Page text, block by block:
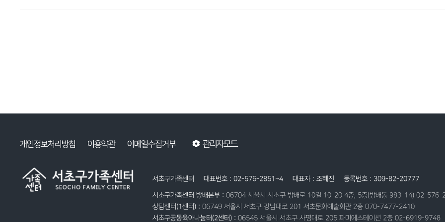
개인정보처리방침 이용약관 이메일수집거부 관리자모드
서초구가족센터 대표번호 : 02-576-2851~4 대표자 : 조혜진 등록번호 : 309-82-20777
서초구가족센터 방배본부 :06704 서울시 서초구 방배로 10길 10-20 4층, 5층(방배동 983-14) 02-
상담센터(1센터) :06749 서울시 서초구 강남대로 201 서초문화예술회관 2층 070-7477-2410
서초구공동육아나눔터(2센터) :06545 서울시 서초구 사평대로 205 파미에스테이션 2층 02-6919-9748